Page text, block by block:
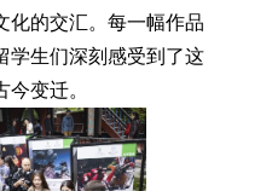
化的交汇。每一幅作品
学生们深刻感受到了这
变迁。